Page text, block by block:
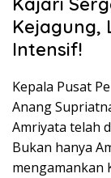
Kejagung,
Intensif!
Kepala Pusat
Anang
Amriyata telah
Bukan hanya
mengamankan